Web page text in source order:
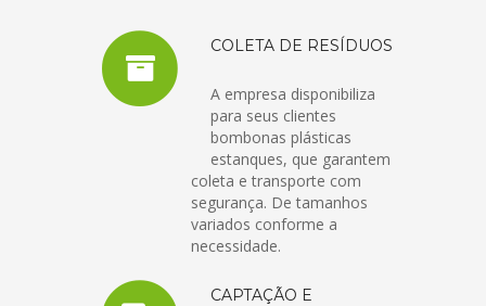
COLETA DE RESÍDUOS
A empresa disponibiliza
para seus clientes
bombonas plásticas
estanques, que garantem
coleta e transporte com
segurança. De tamanhos
variados conforme a
necessidade.
CAPTAÇÃO E